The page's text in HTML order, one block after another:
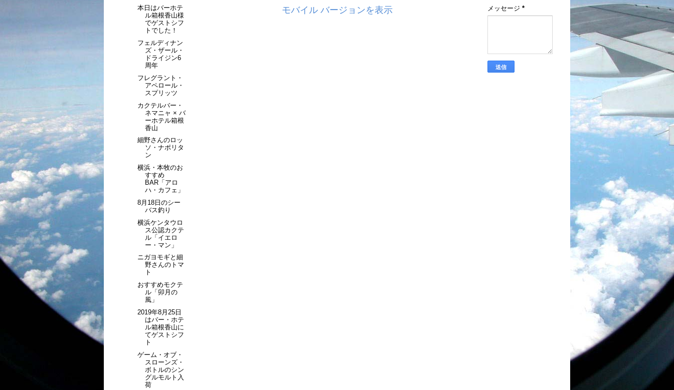
モバイル バージョンを表示
本日はバーホテ
ル箱根香山様
でゲストシフ
トでした！
フェルディナン
ズ・ザール・
ドライジン6
周年
フレグラント・
アペロール・
スプリッツ
カクテルバー・
ネマニャ × バ
ーホテル箱根
香山
細野さんのロッ
ソ・ナポリタ
ン
横浜・本牧のお
すすめ
BAR「アロ
ハ・カフェ」
8月18日のシー
バス釣り
横浜ケンタウロ
ス公認カクテ
ル「イエロ
ー・マン」
ニガヨモギと細
野さんのトマ
ト
おすすめモクテ
ル「卯月の
風」
2019年8月25日
はバー・ホテ
ル箱根香山に
てゲストシフ
ト
ゲーム・オブ・
スローンズ・
ボトルのシン
グルモルト入
荷
メッセージ *